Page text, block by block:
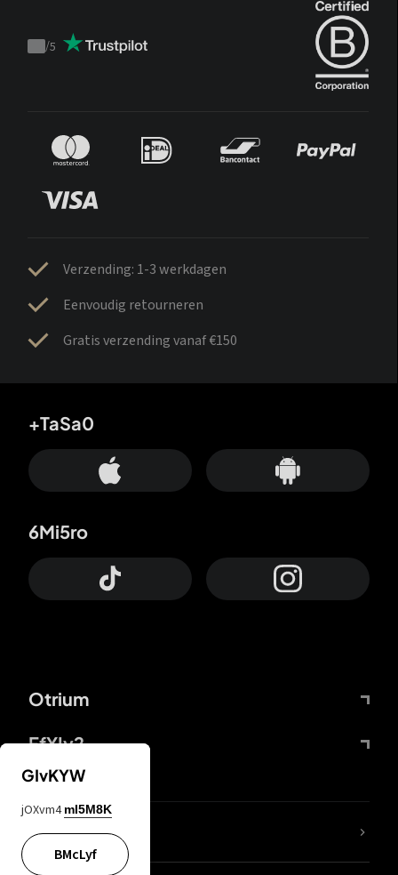
Trustpilot
/5
Verzending: 1-3 werkdagen
Eenvoudig retourneren
Gratis verzending vanaf €150
Otrium
FfYIy2
+TaSa0
6Mi5ro
ZbBJcb
GIvKYW
jOXvm4 mI5M8K
BMcLyf